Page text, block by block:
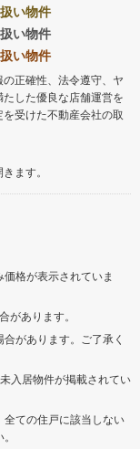
い物件
い物件
い物件
正確性、法令遵守、ヤ
した優良な店舗運営を
受けた不動産会社の取
ます。
格が表示されていま
があります。
があります。ご了承く
入居物件が掲載されてい
全ての住戸に該当しない